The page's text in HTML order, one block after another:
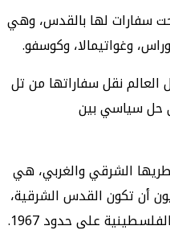
فقط افتتحت سفارات لها بالقدس، وهي
وغواتيمالا، وكوسفو.
نقل سفاراتها من تل
حل سياسي بين
الشرقي والغربي، هي
أن تكون القدس الشرقية،
على حدود 1967.